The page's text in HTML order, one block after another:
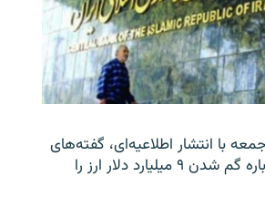
با انتشار اطلاعیه‌ای، گفته‌های
یک نماینده مجلس درباره گم شدن ۹ میلیارد دلار ارز را